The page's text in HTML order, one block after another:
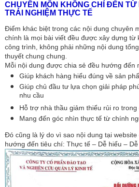
CHUYÊN MÔN KHÔNG CHỈ ĐẾN
TRẢI NGHIỆM THỰC TẾ
Điểm khác biệt trong các nội dung chuyên
chính là mọi bài viết đều được xây dựng từ
công trình, không phải những nội dung
thuyết chung chung.
Mỗi nội dung được chia sẻ đều hướng đến
Giúp khách hàng hiểu đúng về sản
Giúp chủ đầu tư lựa chọn giải pháp
nhu cầu
Hỗ trợ nhà thầu giảm thiểu rủi ro
Mang đến góc nhìn thực tế từ chính
Đó cũng là lý do vì sao nội dung tại website
hướng đến tiêu chí: Thực tế – Dễ hiểu – Dễ